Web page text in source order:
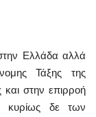
Ελλάδα αλλά
Τάξης της
στην επιρροή
κυρίως δε των